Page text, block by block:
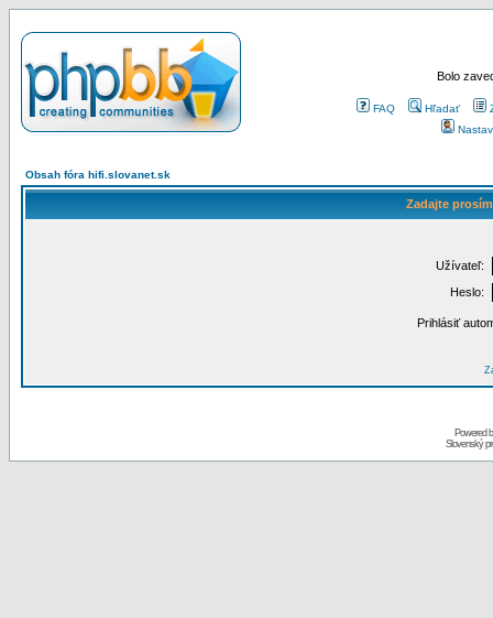
Bolo
FAQ Hľadať
Obsah fóra hifi.slovanet.sk
Zadajte
Užívateľ:
Heslo:
Prihlásiť
Powered
Slovenský